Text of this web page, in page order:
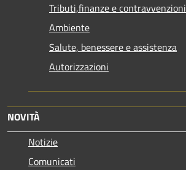
Tributi,finanze e contravvenzioni
Ambiente
Salute, benessere e assistenza
Autorizzazioni
NOVITÀ
Notizie
Comunicati